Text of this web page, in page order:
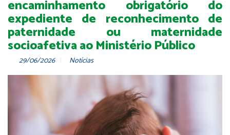
encaminhamento obrigatório do
expediente de reconhecimento de
paternidade ou maternidade
socioafetiva ao Ministério Público
29/06/2026 Notícias